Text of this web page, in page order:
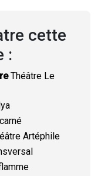
cette
:
Théâtre Le
Artéphile